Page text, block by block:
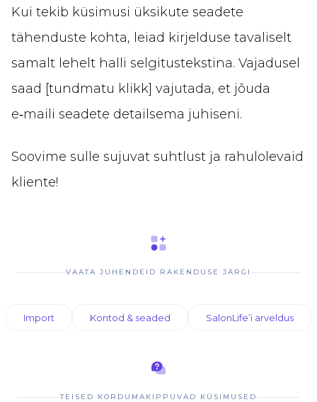
Kui tekib küsimusi üksikute seadete
tähenduste kohta, leiad kirjelduse tavaliselt
samalt lehelt halli selgitustekstina. Vajadusel
saad [tundmatu klikk] vajutada, et jõuda
e‑maili seadete detailsema juhiseni.
Soovime sulle sujuvat suhtlust ja rahulolevaid
kliente!
VAATA JUHENDEID RAKENDUSE JÄRGI
Import Kontod & seaded SalonLife’i arveldus
TEISED KORDUMAKIPPUVAD KÜSIMUSED